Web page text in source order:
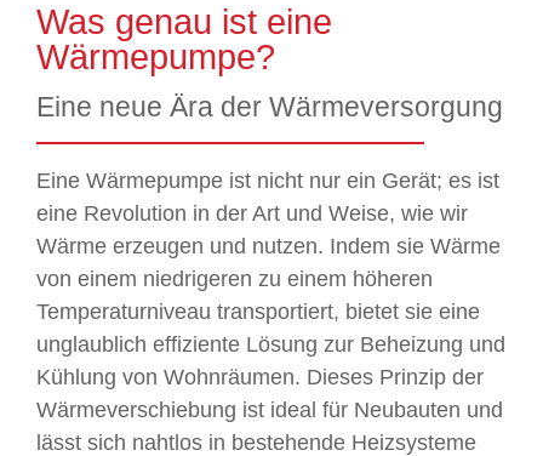
Was genau ist eine
Wärmepumpe?
Eine neue Ära der Wärmeversorgung
Eine Wärmepumpe ist nicht nur ein Gerät; es ist
eine Revolution in der Art und Weise, wie wir
Wärme erzeugen und nutzen. Indem sie Wärme
von einem niedrigeren zu einem höheren
Temperaturniveau transportiert, bietet sie eine
unglaublich effiziente Lösung zur Beheizung und
Kühlung von Wohnräumen. Dieses Prinzip der
Wärmeverschiebung ist ideal für Neubauten und
lässt sich nahtlos in bestehende Heizsysteme